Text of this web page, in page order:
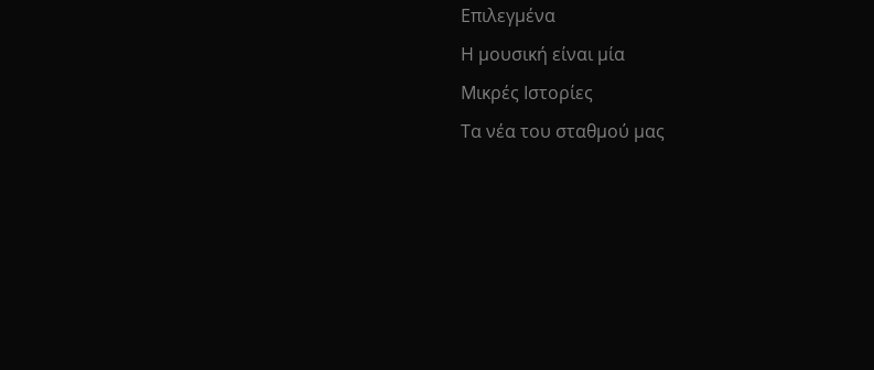
Επιλεγμένα
Η μουσική είναι μία
Μικρές Ιστορίες
Τα νέα του σταθμού μας